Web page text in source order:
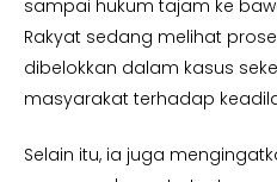
sampai hukum tajam ke
Rakyat sedang melihat
dibelokkan dalam kasus
masyarakat terhadap
Selain itu, ia juga